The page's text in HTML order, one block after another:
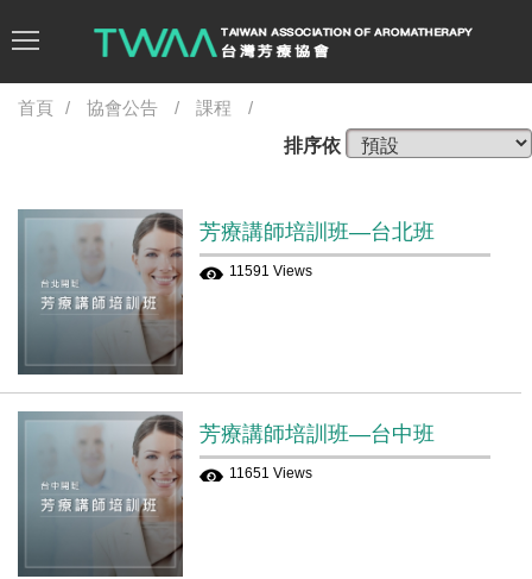
首頁 協會公告
課程
排序依
芳療講師培訓班—台北班
11591 Views
芳療講師培訓班—台中班
11651 Views